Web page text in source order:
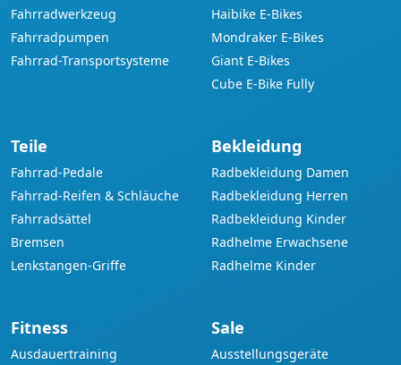
Fahrradwerkzeug
Fahrradpumpen
Fahrrad-Transportsysteme
Haibike E-Bikes
Mondraker E-Bikes
Giant E-Bikes
Cube E-Bike Fully
Teile
Fahrrad-Pedale
Fahrrad-Reifen & Schläuche
Fahrradsättel
Bremsen
Lenkstangen-Griffe
Bekleidung
Radbekleidung Damen
Radbekleidung Herren
Radbekleidung Kinder
Radhelme Erwachsene
Radhelme Kinder
Fitness
Ausdauertraining
Sale
Ausstellungsgeräte